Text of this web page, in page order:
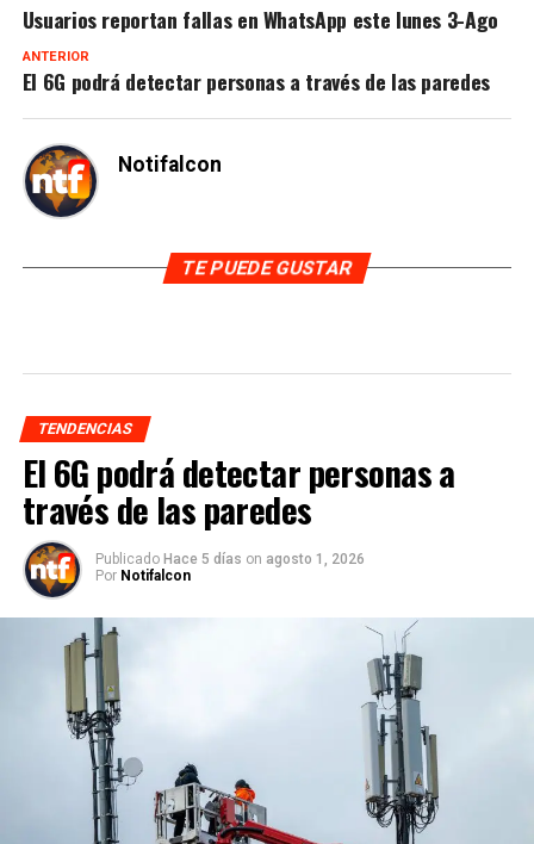
Usuarios reportan fallas en WhatsApp este lunes 3-Ago
ANTERIOR
El 6G podrá detectar personas a través de las paredes
Notifalcon
TE PUEDE GUSTAR
TENDENCIAS
El 6G podrá detectar personas a
través de las paredes
Publicado Hace 5 días on agosto 1, 2026
Por Notifalcon